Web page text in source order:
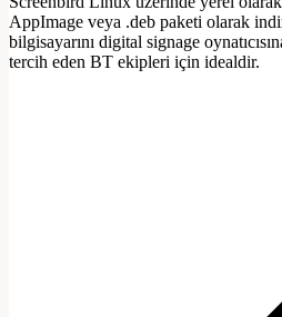
AppImage veya .deb paketi olarak
bilgisayarını digital signage
tercih eden BT ekipleri için idealdir.